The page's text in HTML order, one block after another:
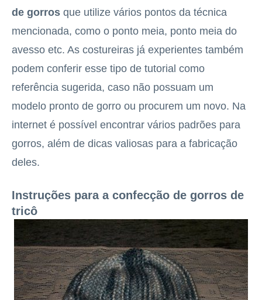
de gorros que utilize vários pontos da técnica
mencionada, como o ponto meia, ponto meia do
avesso etc. As costureiras já experientes também
podem conferir esse tipo de tutorial como
referência sugerida, caso não possuam um
modelo pronto de gorro ou procurem um novo. Na
internet é possível encontrar vários padrões para
gorros, além de dicas valiosas para a fabricação
deles.
Instruções para a confecção de gorros de
tricô